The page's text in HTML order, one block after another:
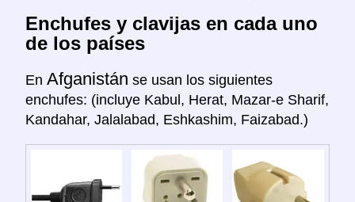
Enchufes y clavijas en cada uno
de los países
En Afganistán se usan los siguientes
enchufes: (incluye Kabul, Herat, Mazar-e Sharif,
Kandahar, Jalalabad, Eshkashim, Faizabad.)